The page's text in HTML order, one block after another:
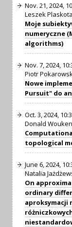
Nov. 21, 2024,
Leszek
Moje
numeryczne
algorithms)
Nov. 7, 2024,
Piotr
Nowe
Pursuit" do
Oct. 3, 2024,
Donald
topological
June 6, 2024,
Natalia
On
ordinary
aproksymacji